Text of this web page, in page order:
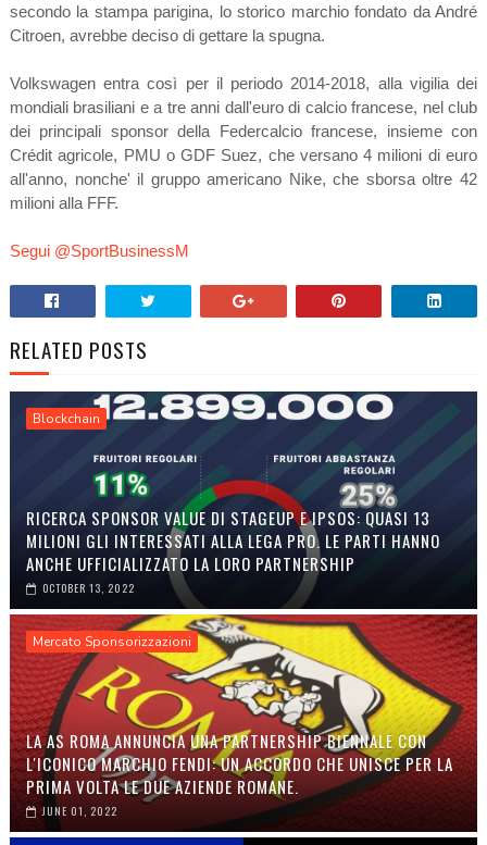
secondo la stampa parigina, lo storico marchio fondato da André
Citroen, avrebbe deciso di gettare la spugna.
Volkswagen entra così per il periodo 2014-2018, alla vigilia dei
mondiali brasiliani e a tre anni dall'euro di calcio francese, nel club
dei principali sponsor della Federcalcio francese, insieme con
Crédit agricole, PMU o GDF Suez, che versano 4 milioni di euro
all'anno, nonche' il gruppo americano Nike, che sborsa oltre 42
milioni alla FFF.
Segui @SportBusinessM
RELATED POSTS
Blockchain
RICERCA SPONSOR VALUE DI STAGEUP E IPSOS: QUASI 13
MILIONI GLI INTERESSATI ALLA LEGA PRO. LE PARTI HANNO
ANCHE UFFICIALIZZATO LA LORO PARTNERSHIP
OCTOBER 13, 2022
Mercato Sponsorizzazioni
LA AS ROMA ANNUNCIA UNA PARTNERSHIP BIENNALE CON
L'ICONICO MARCHIO FENDI: UN ACCORDO CHE UNISCE PER LA
PRIMA VOLTA LE DUE AZIENDE ROMANE.
JUNE 01, 2022